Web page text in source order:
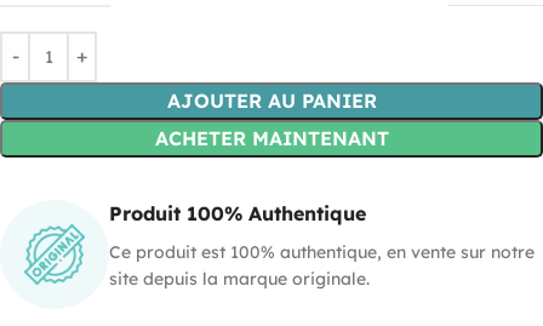
AJOUTER AU PANIER
ACHETER MAINTENANT
Produit 100% Authentique
Ce produit est 100% authentique, en vente sur notre
site depuis la marque originale.